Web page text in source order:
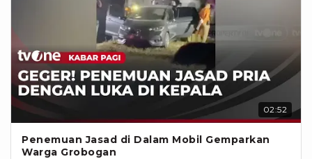
02:52
Penemuan Jasad di Dalam Mobil Gemparkan
Warga Grobogan